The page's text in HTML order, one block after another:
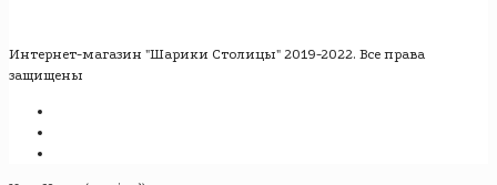
Интернет-магазин "Шарики Столицы" 2019-2022. Все права
защищены